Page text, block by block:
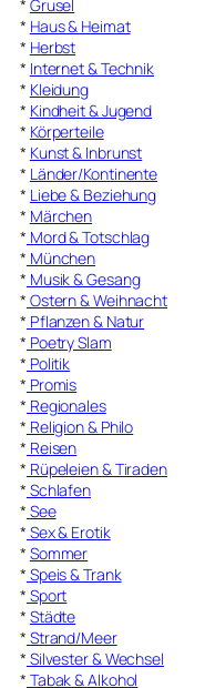
* Grusel
* Haus & Heimat
* Herbst
* Internet & Technik
* Kleidung
* Kindheit & Jugend
* Körperteile
* Kunst & Inbrunst
* Länder/Kontinente
* Liebe & Beziehung
* Märchen
* Mord & Totschlag
* München
* Musik & Gesang
* Ostern & Weihnacht
* Pflanzen & Natur
* Poetry Slam
* Politik
* Promis
* Regionales
* Religion & Philo
* Reisen
* Rüpeleien & Tiraden
* Schlafen
* See
* Sex & Erotik
* Sommer
* Speis & Trank
* Sport
* Städte
* Strand/Meer
* Silvester & Wechsel
* Tabak & Alkohol